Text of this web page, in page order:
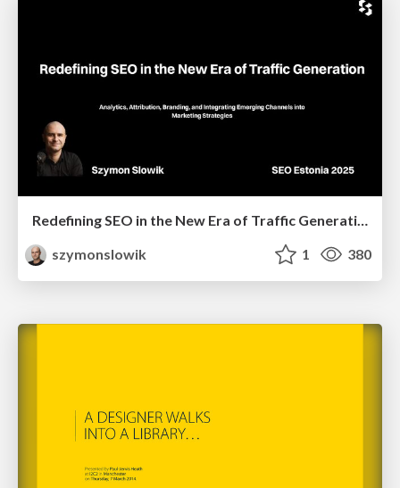
Redefining SEO in the New Era of Traffic Generation
szymonslowik
1 380